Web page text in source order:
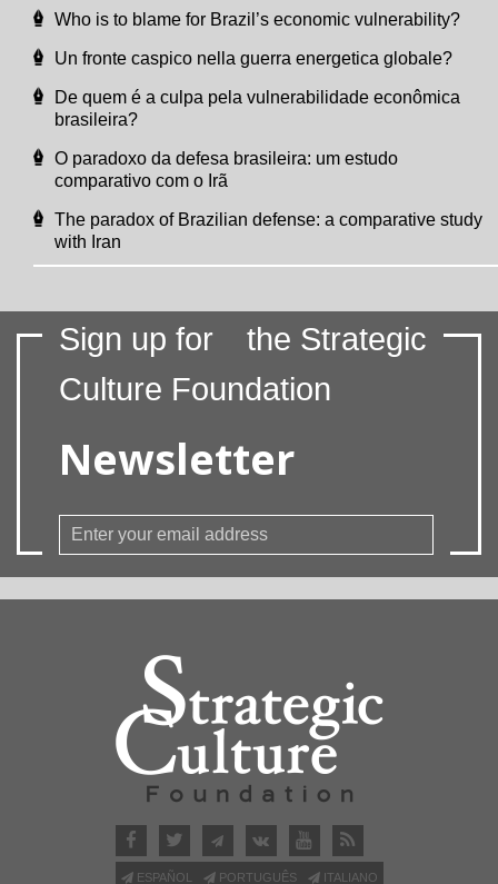
Who is to blame for Brazil’s economic vulnerability?
Un fronte caspico nella guerra energetica globale?
De quem é a culpa pela vulnerabilidade econômica
brasileira?
O paradoxo da defesa brasileira: um estudo
comparativo com o Irã
The paradox of Brazilian defense: a comparative study
with Iran
Sign up for
the Strategic
Culture Foundation
Newsletter
ESPAÑOL PORTUGUÊS ITALIANO